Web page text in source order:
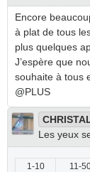
Encore
à plat de tous
plus quelques
J’espère que
souhaite à tous
@PLUS
Les yeux
1-10 11-